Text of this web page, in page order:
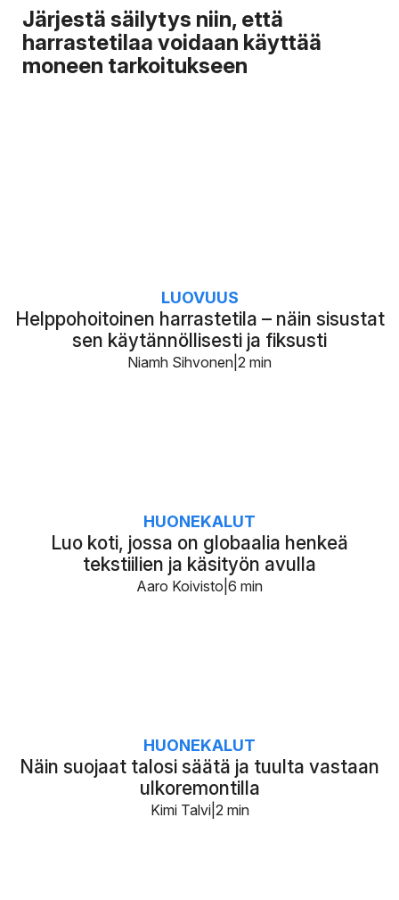
Järjestä säilytys niin, että
harrastetilaa voidaan käyttää
moneen tarkoitukseen
Helppohoitoinen harrastetila – näin sisustat
sen käytännöllisesti ja fiksusti
LUOVUUS
2 min
Niamh Sihvonen
Luo koti, jossa on globaalia henkeä
tekstiilien ja käsityön avulla
HUONEKALUT
6 min
Aaro Koivisto
Näin suojaat talosi säätä ja tuulta vastaan
ulkoremontilla
HUONEKALUT
2 min
Kimi Talvi